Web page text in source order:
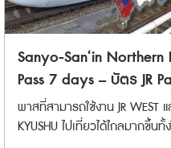
Here
Izu Kyuko • รถไฟสาย Fujikyu Railway
• รถไฟสาย Joshin Dentetsu • รถไฟสาย
Saitama New Urban Transit
the Railway Museum) • รถไฟสาย Tokyo
Waterfront Area Rapid Transit
• รถไฟ Hokuriku Shinkansen ระ
Tokyo - Sakudaira • รถไฟ
Sanyo-San‘in Northern
Pass 7 days – บัตร JR
สำหรับซันโย, ซันอิน และคิ
เหนือ 7 วัน
พาสที่สามารถใช้งาน JR WEST แ
KYUSHU ไปเที่ยวได้ไกลมากขึ้นทั้